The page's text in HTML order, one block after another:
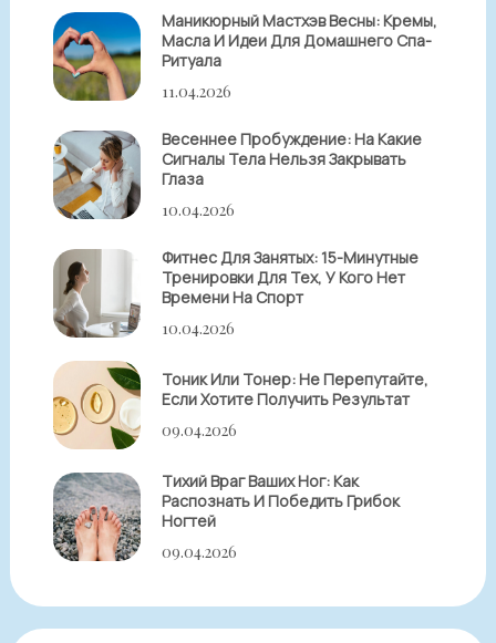
Маникюрный Мастхэв Весны: Кремы,
Масла И Идеи Для Домашнего Спа-
Ритуала
11.04.2026
Весеннее Пробуждение: На Какие
Сигналы Тела Нельзя Закрывать
Глаза
10.04.2026
Фитнес Для Занятых: 15-Минутные
Тренировки Для Тех, У Кого Нет
Времени На Спорт
10.04.2026
Тоник Или Тонер: Не Перепутайте,
Если Хотите Получить Результат
09.04.2026
Тихий Враг Ваших Ног: Как
Распознать И Победить Грибок
Ногтей
09.04.2026